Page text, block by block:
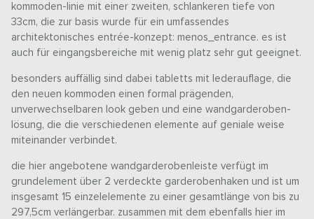
kommoden-linie mit einer zweiten, schlankeren tiefe von
33cm, die zur basis wurde für ein umfassendes
architektonisches entrée-konzept: menos_entrance. es ist
auch für eingangsbereiche mit wenig platz sehr gut geeignet.
besonders auffällig sind dabei tabletts mit lederauflage, die
den neuen kommoden einen formal prägenden,
unverwechselbaren look geben und eine wandgarderoben-
lösung, die die verschiedenen elemente auf geniale weise
miteinander verbindet.
die hier angebotene wandgarderobenleiste verfügt im
grundelement über 2 verdeckte garderobenhaken und ist um
insgesamt 15 einzelelemente zu einer gesamtlänge von bis zu
297,5cm verlängerbar. zusammen mit dem ebenfalls hier im